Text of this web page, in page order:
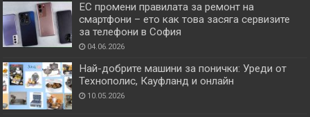
ЕС промени правилата за ремонт на
смартфони – ето как това засяга сервизите
за телефони в София
04.06.2026
Най-добрите машини за понички: Уреди от
Технополис, Кауфланд и онлайн
10.05.2026